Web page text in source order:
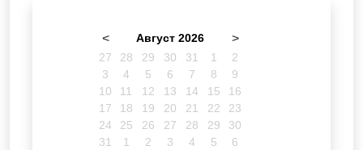
< Август 2026 >
27 28 29 30 31 1
2
3
4 5 6 7 8
9
10
11 12 13 14 15
16
17
18 19 20 21 22
23
24
25 26 27 28 29
30
31
1 2 3 4 5 6